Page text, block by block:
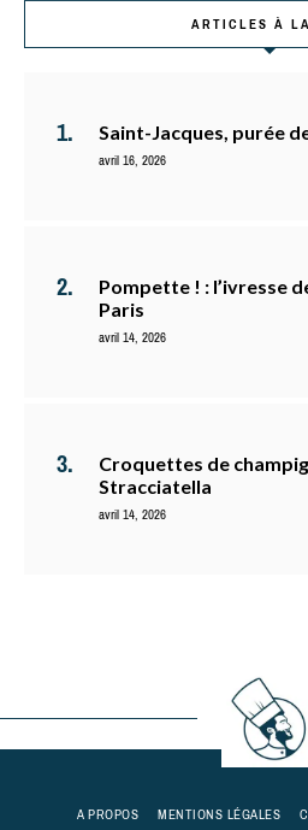
ARTICLES À
Saint-Jacques, purée
avril 16, 2026
Pompette ! : l’ivresse
Paris
avril 14, 2026
Croquettes de
Stracciatella
avril 14, 2026
A PROPOS MENTIONS LÉGALES